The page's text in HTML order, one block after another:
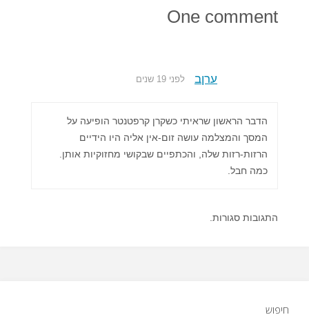
One comment
ערןב לפני 19 שנים
הדבר הראשון שראיתי כשקרן קרפטנטר הופיעה על
המסך והמצלמה עושה זום-אין אליה היו הידיים
הרזות-רזות שלה, והכתפיים שבקושי מחזוקיות אותן.
כמה חבל.
התגובות סגורות.
חיפוש